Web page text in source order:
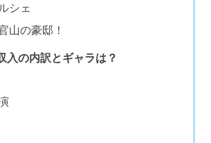
シェ
山の豪邸！
入の内訳とギャラは？